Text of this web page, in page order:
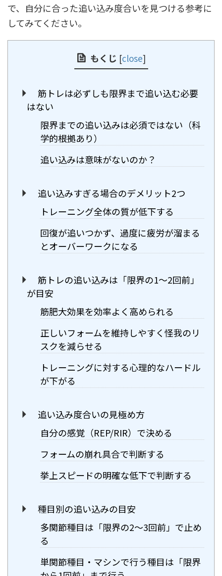
で、自分に合った追い込み度合いを見つける参考に
してみてください。
もくじ [close]
筋トレは必ずしも限界まで追い込む必要
はない
限界までの追い込みは必須ではない（科
学的根拠あり）
追い込みは意味がないのか？
追い込みすぎる場合のデメリット2つ
トレーニング全体の質が低下する
回復が追いつかず、過度に疲労が溜まる
とオーバーワークになる
筋トレの追い込みは「限界の1〜2回前」
が目安
筋肥大効果を効率よく高められる
正しいフォームを維持しやすく怪我のリ
スクを減らせる
トレーニングに対する心理的なハードル
が下がる
追い込み度合いの見極め方
自分の感覚（REP/RIR）で決める
フォームの崩れ具合で判断する
挙上スピードの明確な低下で判断する
種目別の追い込みの目安
多関節種目は「限界の2〜3回前」で止め
る
単関節種目・マシンで行う種目は「限界